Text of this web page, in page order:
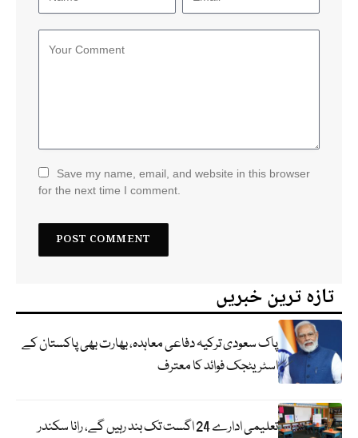
Save my name, email, and website in this browser
for the next time I comment.
تازہ ترین خبریں
پاک سعودی ترکیہ دفاعی معاہدہ، بھارت بھی پاکستان کے
اسٹریٹجک فوائد کا معترف
تعلیمی ادارے 24 اگست تک بند رہیں گے، رانا سکندر